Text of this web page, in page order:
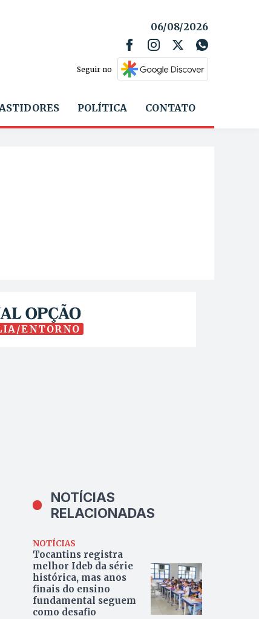
06/08/2026
Seguir no
POLÍTICA CONTATO
ENTORNO
NOTÍCIAS
RELACIONADAS
NOTÍCIAS
Tocantins registra
melhor Ideb da série
histórica, mas anos
finais do ensino
fundamental seguem
como desafio